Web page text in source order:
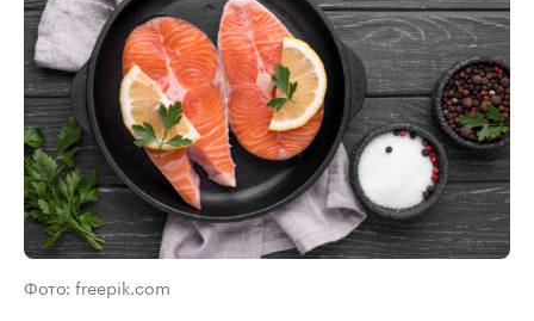
Фото: freepik.com